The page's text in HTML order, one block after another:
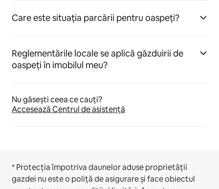
Care este situația parcării pentru oaspeți?
Reglementările locale se aplică găzduirii de
oaspeți în imobilul meu?
Nu găsești ceea ce cauți?
Accesează Centrul de asistență
* Protecția împotriva daunelor aduse proprietății
gazdei nu este o poliță de asigurare și face obiectul